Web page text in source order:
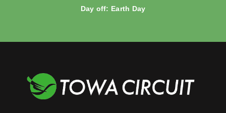
Day off: Earth Day